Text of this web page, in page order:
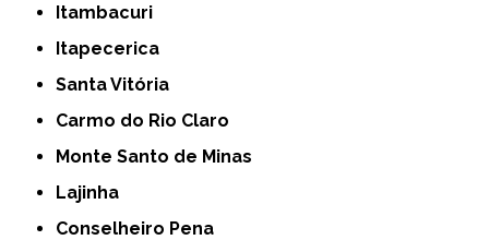
Itambacuri
Itapecerica
Santa Vitória
Carmo do Rio Claro
Monte Santo de Minas
Lajinha
Conselheiro Pena